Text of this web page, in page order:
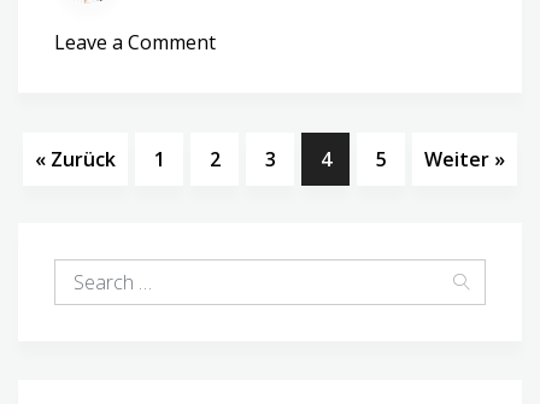
Leave a Commenton
Oberösterreich
–
und
« Zurück 1 2 3 4 5 Weiter »